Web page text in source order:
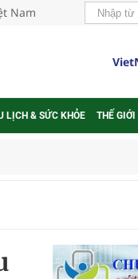
Nam
LỊCH & SỨC KHỎE THẾ GIỚI